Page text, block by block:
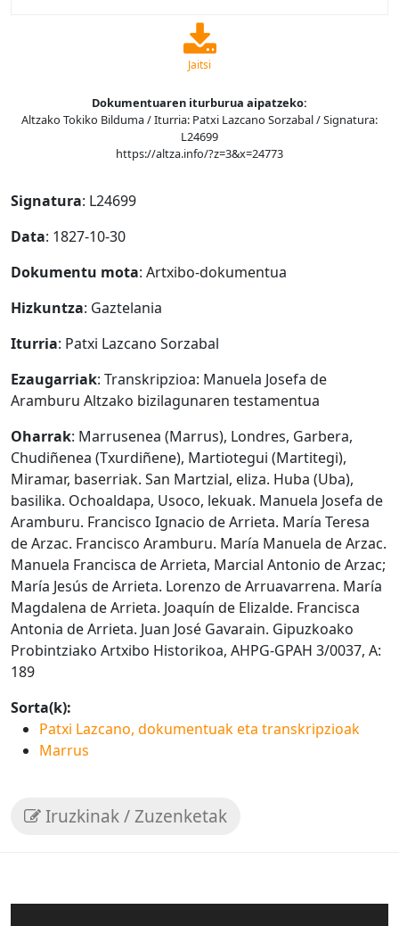
Jaitsi
Dokumentuaren iturburua aipatzeko:
Altzako Tokiko Bilduma / Iturria: Patxi Lazcano Sorzabal / Signatura:
L24699
https://altza.info/?z=3&x=24773
Signatura: L24699
Data: 1827-10-30
Dokumentu mota: Artxibo-dokumentua
Hizkuntza: Gaztelania
Iturria: Patxi Lazcano Sorzabal
Ezaugarriak: Transkripzioa: Manuela Josefa de
Aramburu Altzako bizilagunaren testamentua
Oharrak: Marrusenea (Marrus), Londres, Garbera,
Chudiñenea (Txurdiñene), Martiotegui (Martitegi),
Miramar, baserriak. San Martzial, eliza. Huba (Uba),
basilika. Ochoaldapa, Usoco, lekuak. Manuela Josefa de
Aramburu. Francisco Ignacio de Arrieta. María Teresa
de Arzac. Francisco Aramburu. María Manuela de Arzac.
Manuela Francisca de Arrieta, Marcial Antonio de Arzac;
María Jesús de Arrieta. Lorenzo de Arruavarrena. María
Magdalena de Arrieta. Joaquín de Elizalde. Francisca
Antonia de Arrieta. Juan José Gavarain. Gipuzkoako
Probintziako Artxibo Historikoa, AHPG-GPAH 3/0037, A:
189
Sorta(k):
Patxi Lazcano, dokumentuak eta transkripzioak
Marrus
Iruzkinak / Zuzenketak